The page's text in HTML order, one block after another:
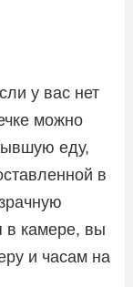
у вас нет
можно
еду,
в
в камере, вы
и часам на